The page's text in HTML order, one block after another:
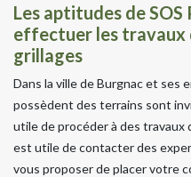
Les aptitudes de
effectuer les travaux
grillages
Dans la ville de Burgnac et ses
possèdent des terrains sont
utile de procéder à des travaux
est utile de contacter des
vous proposer de placer votre